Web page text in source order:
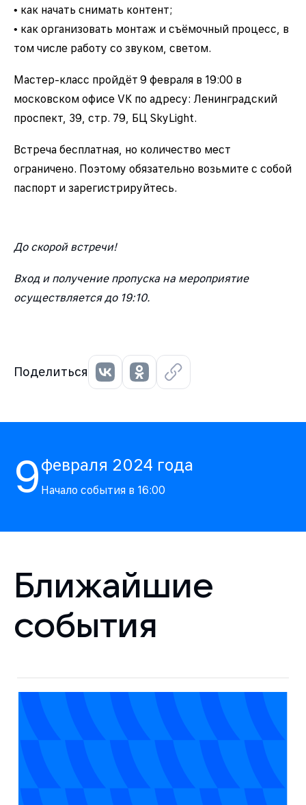
• как начать снимать контент;
• как организовать монтаж и съёмочный процесс, в
том числе работу со звуком, светом.
Мастер-класс пройдёт 9 февраля в 19:00 в
московском офисе VK по адресу: Ленинградский
проспект, 39, стр. 79, БЦ SkyLight.
Встреча бесплатная, но количество мест
ограничено. Поэтому обязательно возьмите с собой
паспорт и зарегистрируйтесь.
До скорой встречи!
Вход и получение пропуска на мероприятие
осуществляется до 19:10.
Поделиться
9февраля 2024 года
Начало события в 16:00
Ближайшие
события